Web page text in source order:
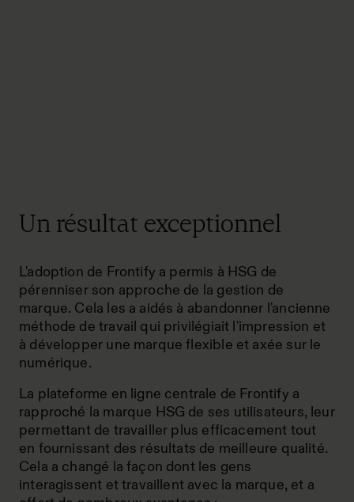
Un résultat exceptionnel
L'adoption de Frontify a permis à HSG de
pérenniser son approche de la gestion de
marque. Cela les a aidés à abandonner l'ancienne
méthode de travail qui privilégiait l'impression et
à développer une marque flexible et axée sur le
numérique.
La plateforme en ligne centrale de Frontify a
rapproché la marque HSG de ses utilisateurs, leur
permettant de travailler plus efficacement tout
en fournissant des résultats de meilleure qualité.
Cela a changé la façon dont les gens
interagissent et travaillent avec la marque, et a